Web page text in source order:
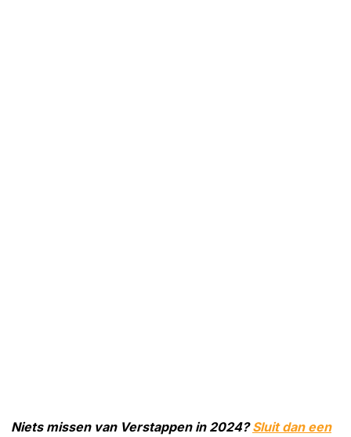
Niets missen van Verstappen in 2024?Sluit dan een